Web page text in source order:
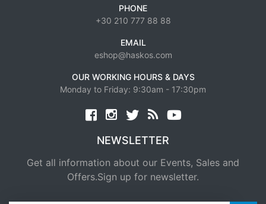
PHONE
+30 210 777 88 88
EMAIL
eshop@haskos.com
OUR WORKING HOURS & DAYS
Monday to Friday: 9:30am - 17:30pm
Facebook twitternews rss
NEWSLETTER
Get all information about our Events, Sales and
Offers.Sign up for newsletter.